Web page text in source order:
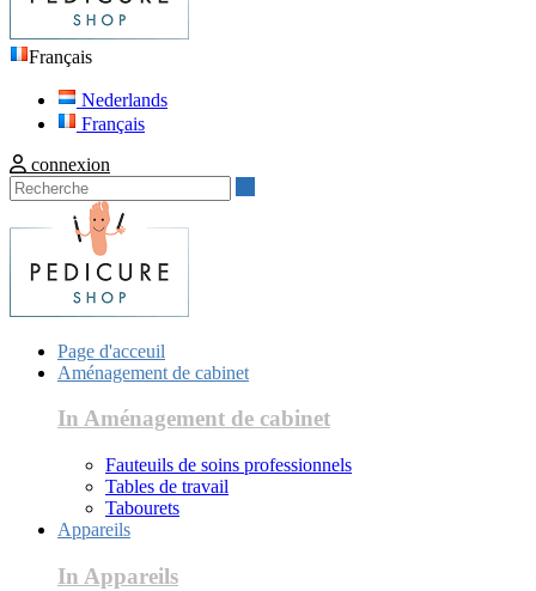
Français
Nederlands
Français
connexion
Page d'acceuil
Aménagement de cabinet
In Aménagement de cabinet
Fauteuils de soins professionnels
Tables de travail
Tabourets
Appareils
In Appareils